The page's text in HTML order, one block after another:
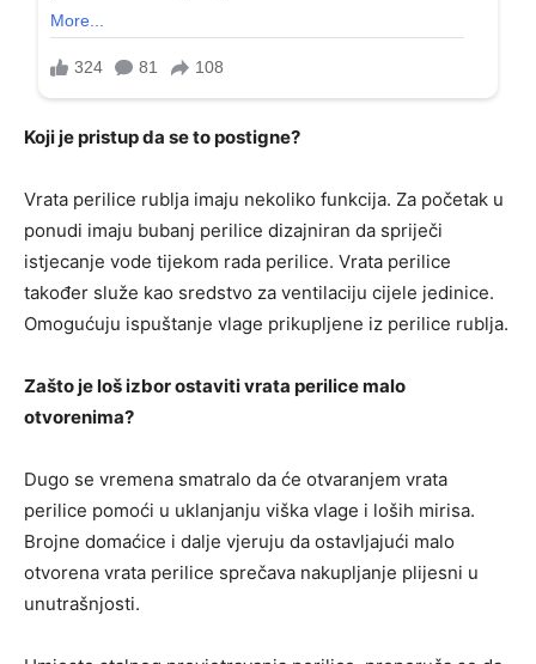
Koji je pristup da se to postigne?
Vrata perilice rublja imaju nekoliko funkcija. Za početak u
ponudi imaju bubanj perilice dizajniran da spriječi
istjecanje vode tijekom rada perilice. Vrata perilice
također služe kao sredstvo za ventilaciju cijele jedinice.
Omogućuju ispuštanje vlage prikupljene iz perilice rublja.
Zašto je loš izbor ostaviti vrata perilice malo
otvorenima?
Dugo se vremena smatralo da će otvaranjem vrata
perilice pomoći u uklanjanju viška vlage i loših mirisa.
Brojne domaćice i dalje vjeruju da ostavljajući malo
otvorena vrata perilice sprečava nakupljanje plijesni u
unutrašnjosti.